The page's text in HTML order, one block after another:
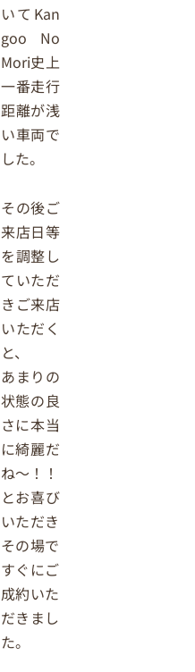
いてKan
goo No
Mori史上
一番走行
距離が浅
い車両で
した。
その後ご
来店日等
を調整し
ていただ
きご来店
いただく
と、
あまりの
状態の良
さに本当
に綺麗だ
ね～！！
とお喜び
いただき
その場で
すぐにご
成約いた
だきまし
た。